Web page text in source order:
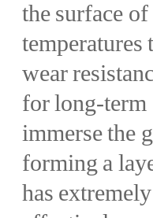
the surface
temperatures
wear
for long-term
immerse the
forming a
has